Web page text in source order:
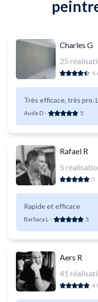
Charles G
25
Très efficace, très pro.
Aude D- 5
Rafael R
5
5
Rapide et efficace
Barbara L- 5
Aers R
41